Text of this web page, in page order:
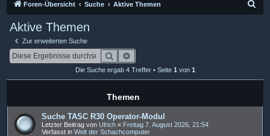
Foren-Übersicht Suche Aktive Themen
Aktive Themen
Zur erweiterten Suche
Suche
Die Suche ergab 4 Treffer • Seite 1 von 1
Themen
Suche TASC R30 Operator-Modul
Letzter Beitrag von Ulrich « Freitag 7. August 2026, 21:54
Verfasst in Welt der Schachcomputer